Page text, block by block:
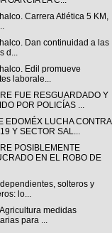
Carrera Atlética 5 KM,
Dan continuidad a las
d...
Edil promueve
laborale...
FUE RESGUARDADO Y
POR POLICÍAS ...
EDOMÉX LUCHA CONTRA
Y SECTOR SAL...
POSIBLEMENTE
EN EL ROBO DE
solteros y
lo...
medidas
para ...